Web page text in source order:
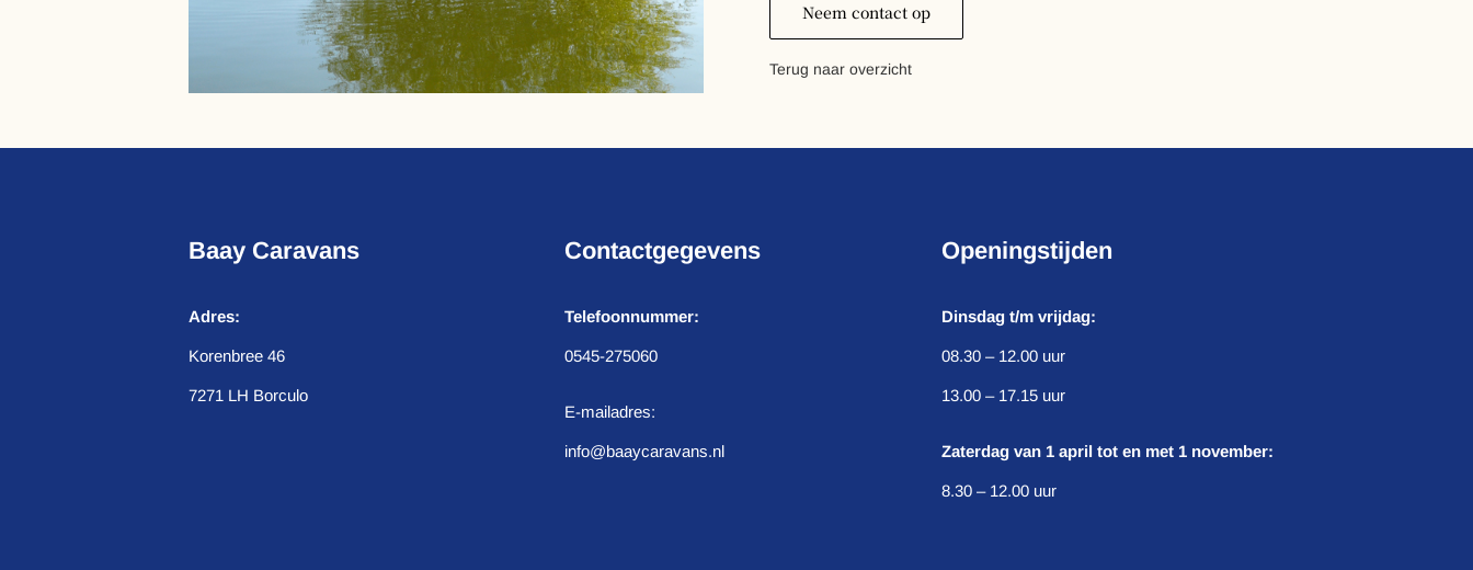
Neem contact op
Terug naar overzicht
Baay Caravans
Adres:
Korenbree 46
7271 LH Borculo
Contactgegevens
Telefoonnummer:
0545-275060
E-mailadres:
info@baaycaravans.nl
Openingstijden
Dinsdag t/m vrijdag:
08.30 – 12.00 uur
13.00 – 17.15 uur
Zaterdag van 1 april tot en met 1 november:
8.30 – 12.00 uur